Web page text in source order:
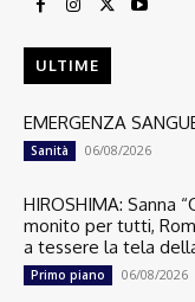
ULTIME
EMERGENZA
Sanità 06/08/2026
HIROSHIMA: Sanna
monito per tutti,
a tessere la tela
Primo piano 06/08/2026